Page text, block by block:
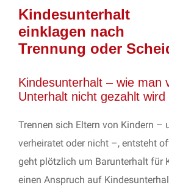
Kindesunterhalt
einklagen nach
Trennung oder
Kindesunterhalt – wie man
Unterhalt nicht gezahlt wird
Trennen sich Eltern von Kindern –
verheiratet oder nicht –, entsteht
geht plötzlich um Barunterhalt für
einen Anspruch auf